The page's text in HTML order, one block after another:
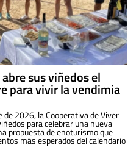
sus viñedos el
para vivir la vendimia
2026, la Cooperativa de Viver
para celebrar una nueva
propuesta de enoturismo que
más esperados del calendario